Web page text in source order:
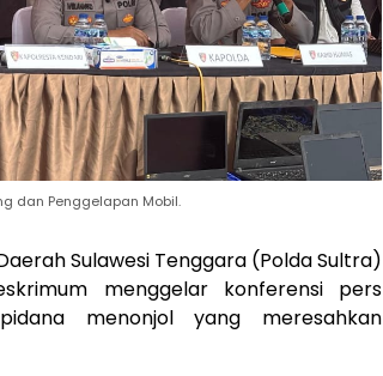
dan Penggelapan Mobil.
Sulawesi Tenggara (Polda Sultra)
menggelar konferensi pers
menonjol yang meresahkan